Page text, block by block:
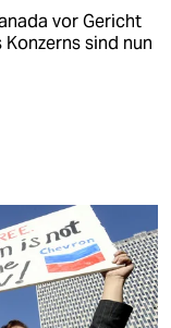
vor Gericht
sind nun